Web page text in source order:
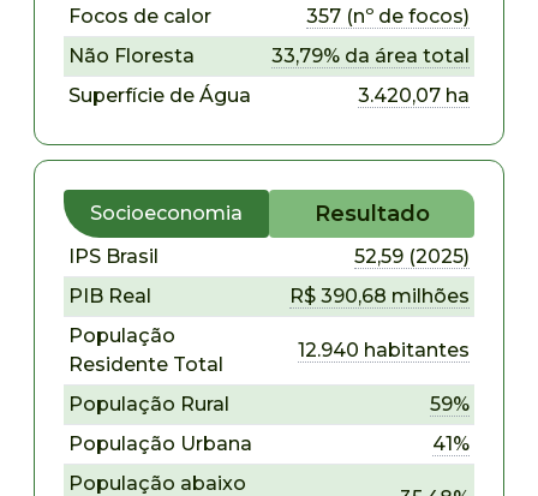
Focos de calor
357 (nº de focos)
Não Floresta
33,79% da área total
Superfície de Água
3.420,07 ha
Socioeconomia Resultado
IPS Brasil
52,59 (2025)
PIB Real
R$ 390,68 milhões
População
Residente Total
12.940 habitantes
População Rural
59%
População Urbana
41%
População abaixo